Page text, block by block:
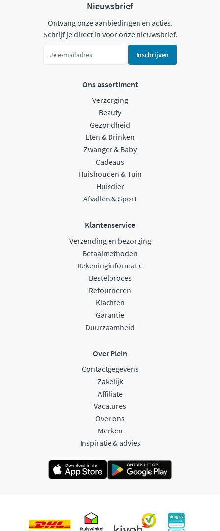
Nieuwsbrief
Ontvang onze aanbiedingen en acties.
Schrijf je direct in voor onze nieuwsbrief.
Inschrijven
Ons assortiment
Verzorging
Beauty
Gezondheid
Eten & Drinken
Zwanger & Baby
Cadeaus
Huishouden & Tuin
Huisdier
Afvallen & Sport
Klantenservice
Verzending en bezorging
Betaalmethoden
Rekeninginformatie
Bestelproces
Retourneren
Klachten
Garantie
Duurzaamheid
Over Plein
Contactgegevens
Zakelijk
Affiliate
Vacatures
Over ons
Merken
Inspiratie & advies